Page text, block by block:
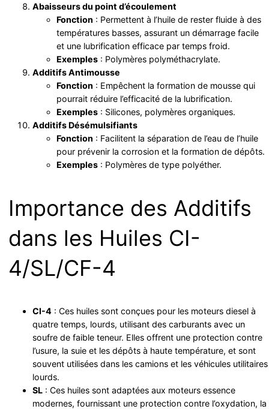
Abaisseurs du point d’écoulement
Fonction : Permettent à l’huile de rester fluide à des
températures basses, assurant un démarrage facile
et une lubrification efficace par temps froid.
Exemples : Polymères polyméthacrylate.
Additifs Antimousse
Fonction : Empêchent la formation de mousse qui
pourrait réduire l’efficacité de la lubrification.
Exemples : Silicones, polymères organiques.
Additifs Désémulsifiants
Fonction : Facilitent la séparation de l’eau de l’huile
pour prévenir la corrosion et la formation de dépôts.
Exemples : Polymères de type polyéther.
Importance des Additifs
dans les Huiles CI-
4/SL/CF-4
CI-4 : Ces huiles sont conçues pour les moteurs diesel à
quatre temps, lourds, utilisant des carburants avec un
soufre de faible teneur. Elles offrent une protection contre
l’usure, la suie et les dépôts à haute température, et sont
souvent utilisées dans les camions et les véhicules utilitaires
lourds.
SL : Ces huiles sont adaptées aux moteurs essence
modernes, fournissant une protection contre l’oxydation, la